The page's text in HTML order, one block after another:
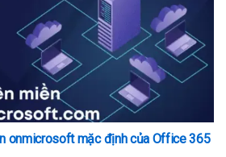
onmicrosoft mặc định của Office 365